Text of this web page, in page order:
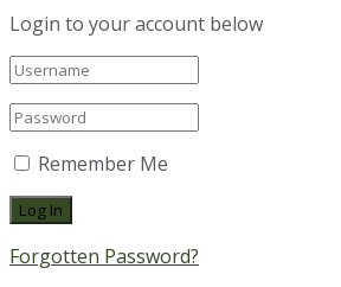
Login to your account below
Remember Me
Forgotten Password?